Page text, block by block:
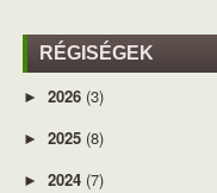
RÉGISÉGEK
► 2026 (3)
► 2025 (8)
► 2024 (7)